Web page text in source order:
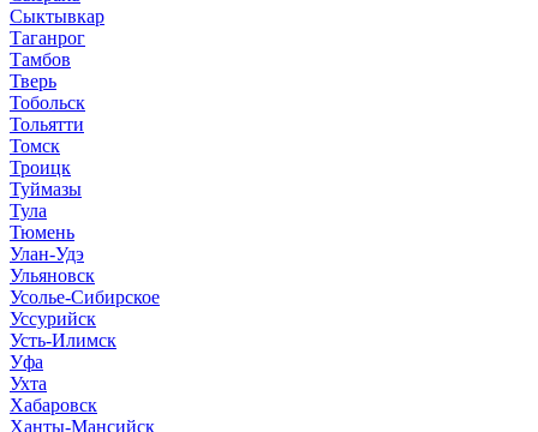
Сыктывкар
Таганрог
Тамбов
Тверь
Тобольск
Тольятти
Томск
Троицк
Туймазы
Тула
Тюмень
Улан-Удэ
Ульяновск
Усолье-Сибирское
Уссурийск
Усть-Илимск
Уфа
Ухта
Хабаровск
Ханты-Мансийск